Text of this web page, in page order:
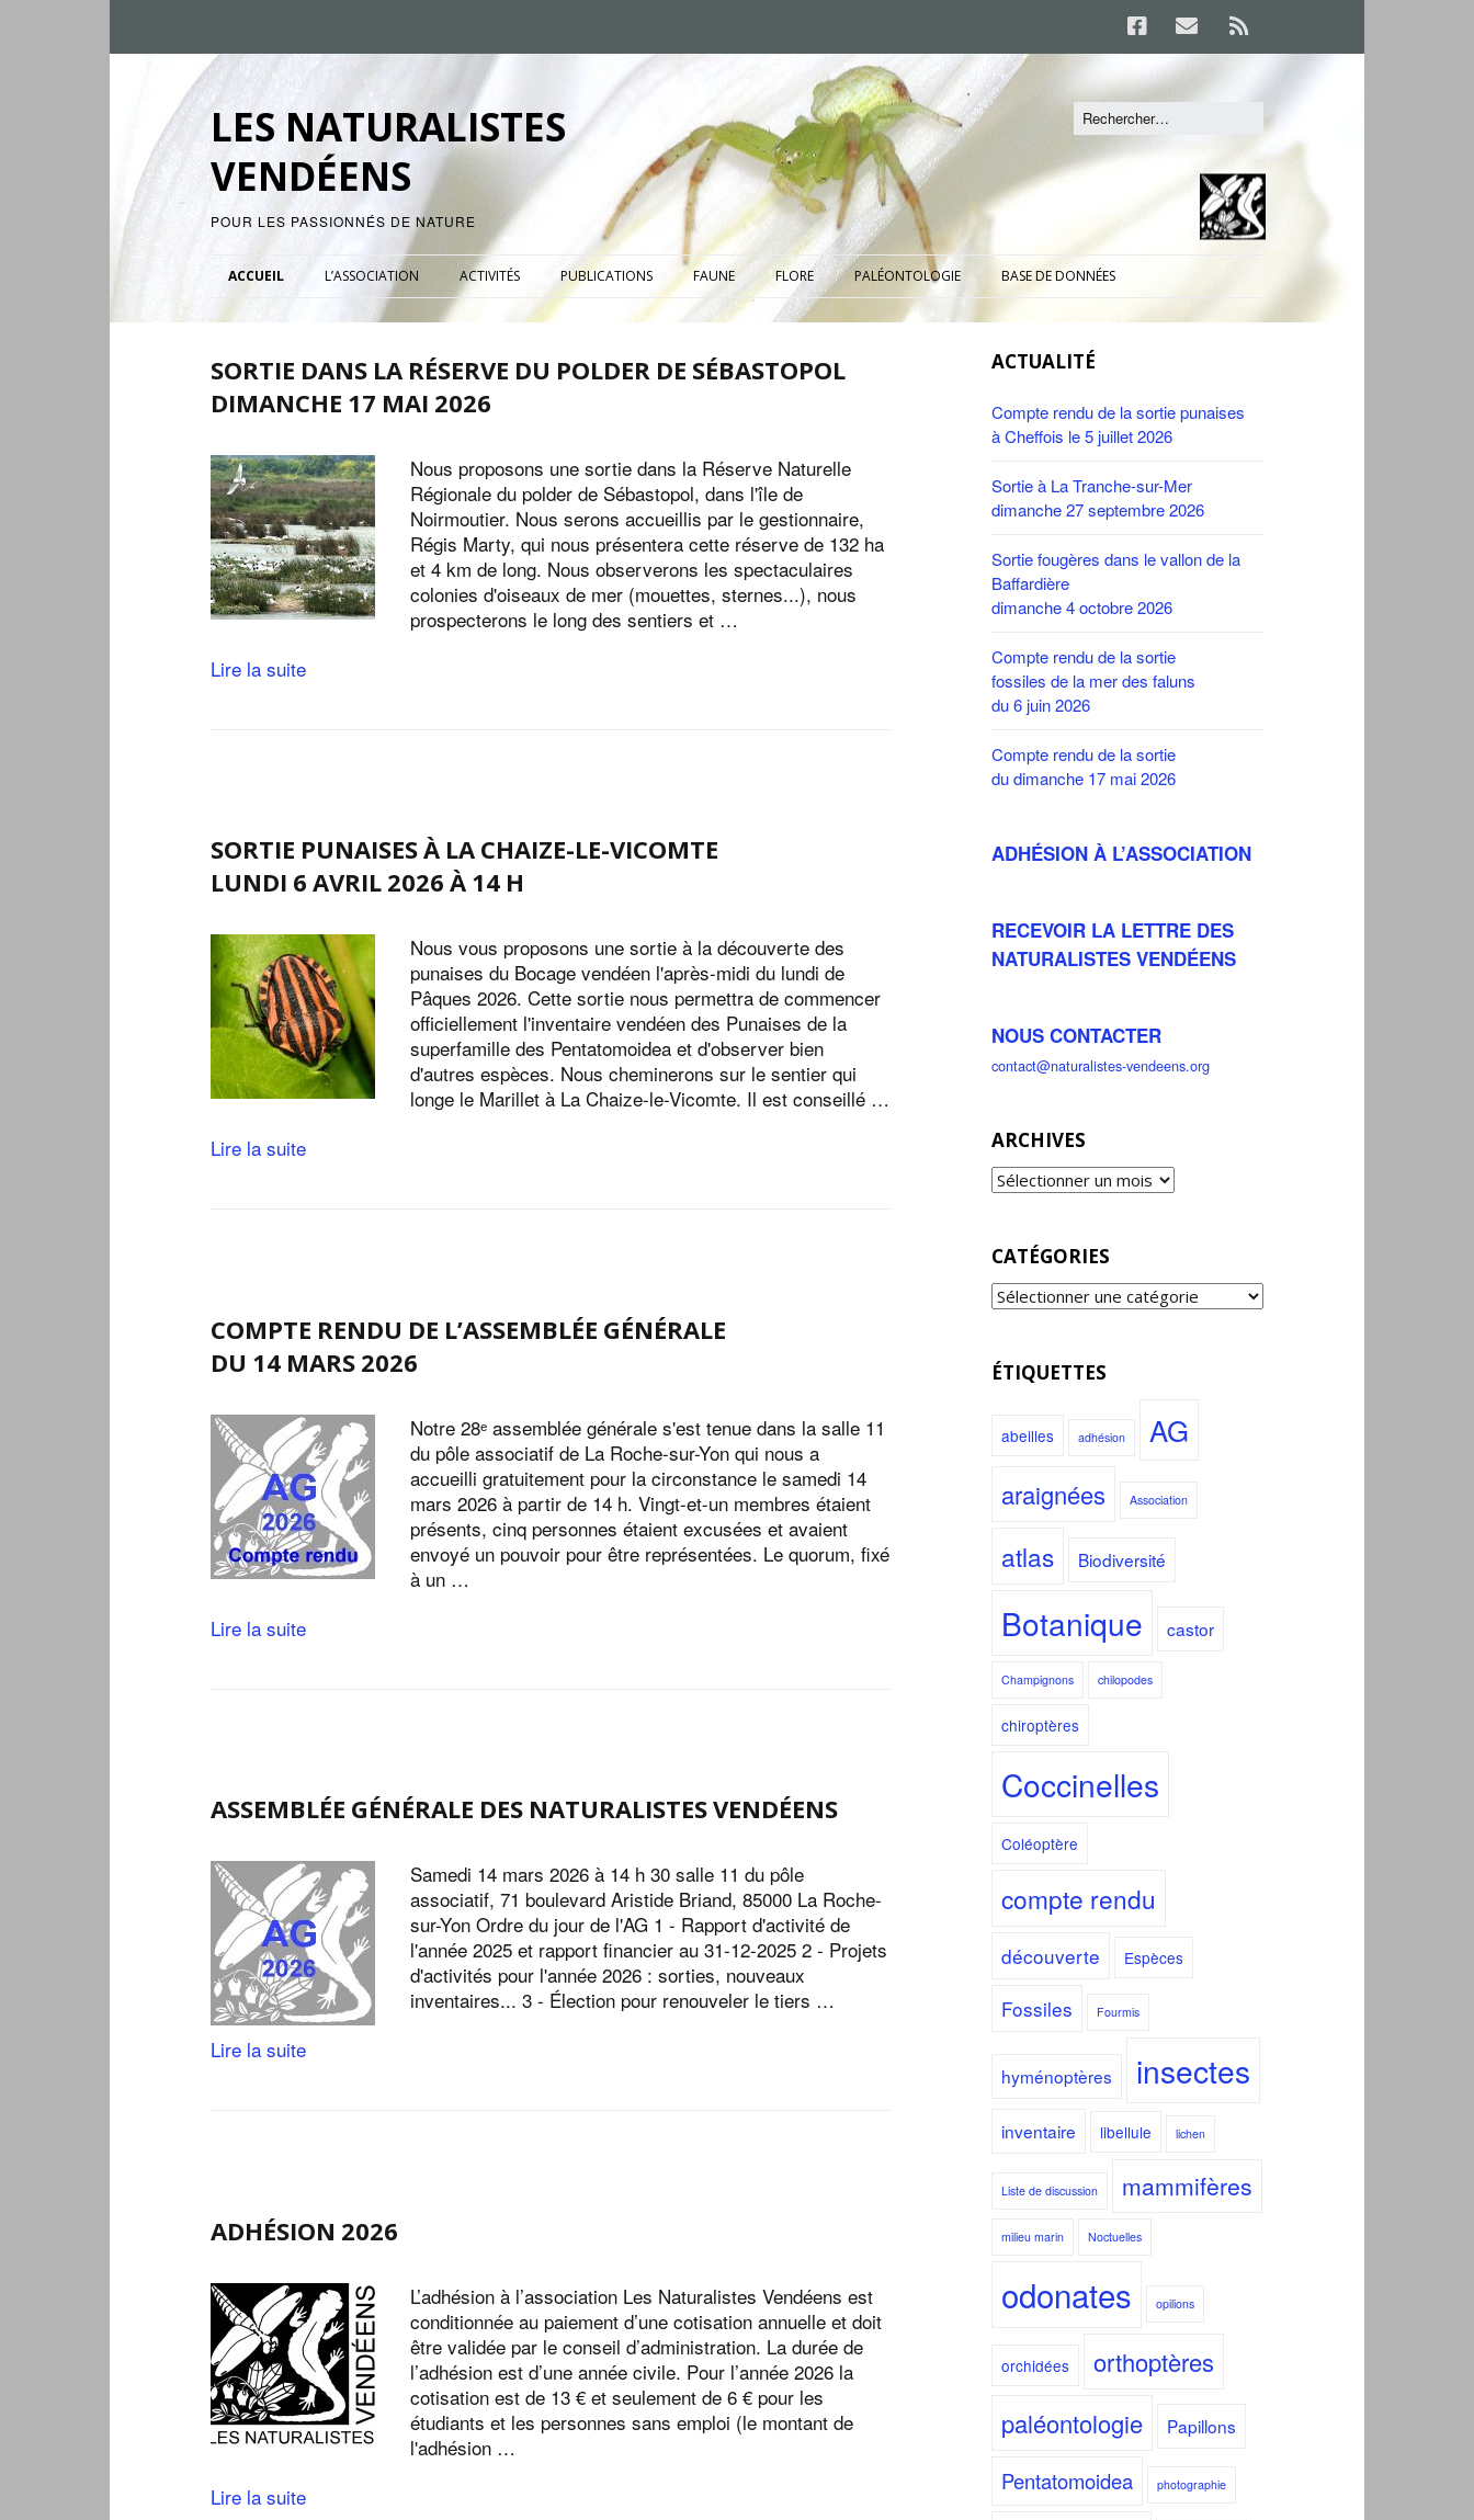
LES NATURALISTES
VENDÉENS
POUR LES PASSIONNÉS DE NATURE
ACCUEIL L’ASSOCIATION ACTIVITÉS PUBLICATIONS FAUNE FLORE PALÉONTOLOGIE BASE DE DONNÉES
SORTIE DANS LA RÉSERVE DU POLDER DE SÉBASTOPOL
DIMANCHE 17 MAI 2026
Nous proposons une sortie dans la Réserve Naturelle
Régionale du polder de Sébastopol, dans l'île de
Noirmoutier. Nous serons accueillis par le gestionnaire,
Régis Marty, qui nous présentera cette réserve de 132 ha
et 4 km de long. Nous observerons les spectaculaires
colonies d'oiseaux de mer (mouettes, sternes...), nous
prospecterons le long des sentiers et …
Lire la suite
SORTIE PUNAISES À LA CHAIZE-LE-VICOMTE
LUNDI 6 AVRIL 2026 À 14 H
Nous vous proposons une sortie à la découverte des
punaises du Bocage vendéen l'après-midi du lundi de
Pâques 2026. Cette sortie nous permettra de commencer
officiellement l'inventaire vendéen des Punaises de la
superfamille des Pentatomoidea et d'observer bien
d'autres espèces. Nous cheminerons sur le sentier qui
longe le Marillet à La Chaize-le-Vicomte. Il est conseillé …
Lire la suite
COMPTE RENDU DE L’ASSEMBLÉE GÉNÉRALE
DU 14 MARS 2026
Notre 28ᵉ assemblée générale s'est tenue dans la salle 11
du pôle associatif de La Roche-sur-Yon qui nous a
accueilli gratuitement pour la circonstance le samedi 14
mars 2026 à partir de 14 h. Vingt-et-un membres étaient
présents, cinq personnes étaient excusées et avaient
envoyé un pouvoir pour être représentées. Le quorum, fixé
à un …
Lire la suite
ASSEMBLÉE GÉNÉRALE DES NATURALISTES VENDÉENS
Samedi 14 mars 2026 à 14 h 30 salle 11 du pôle
associatif, 71 boulevard Aristide Briand, 85000 La Roche-
sur-Yon Ordre du jour de l'AG 1 - Rapport d'activité de
l'année 2025 et rapport financier au 31-12-2025 2 - Projets
d'activités pour l'année 2026 : sorties, nouveaux
inventaires... 3 - Élection pour renouveler le tiers …
Lire la suite
ADHÉSION 2026
L’adhésion à l’association Les Naturalistes Vendéens est
conditionnée au paiement d’une cotisation annuelle et doit
être validée par le conseil d’administration. La durée de
l’adhésion est d’une année civile. Pour l’année 2026 la
cotisation est de 13 € et seulement de 6 € pour les
étudiants et les personnes sans emploi (le montant de
l'adhésion …
Lire la suite
ACTUALITÉ
Compte rendu de la sortie punaises
à Cheffois le 5 juillet 2026
Sortie à La Tranche-sur-Mer
dimanche 27 septembre 2026
Sortie fougères dans le vallon de la
Baffardière
dimanche 4 octobre 2026
Compte rendu de la sortie
fossiles de la mer des faluns
du 6 juin 2026
Compte rendu de la sortie
du dimanche 17 mai 2026
ADHÉSION À L’ASSOCIATION
RECEVOIR LA LETTRE DES
NATURALISTES VENDÉENS
NOUS CONTACTER
contact@naturalistes-vendeens.org
ARCHIVES
CATÉGORIES
ÉTIQUETTES
abeilles adhésion AG
araignées Association
atlas Biodiversité
Botanique castor
Champignons chilopodes
chiroptères
Coccinelles
Coléoptère
compte rendu
découverte Espèces
Fossiles Fourmis
hyménoptères insectes
inventaire libellule lichen
Liste de discussion mammifères
milieu marin Noctuelles
odonates opilions
orchidées
orthoptères
paléontologie
Papillons
Pentatomoidea photographie